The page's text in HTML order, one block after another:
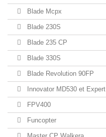
Blade Mcpx
Blade 230S
Blade 235 CP
Blade 330S
Blade Revolution 90FP
Innovator MD530 et Expert
FPV400
Funcopter